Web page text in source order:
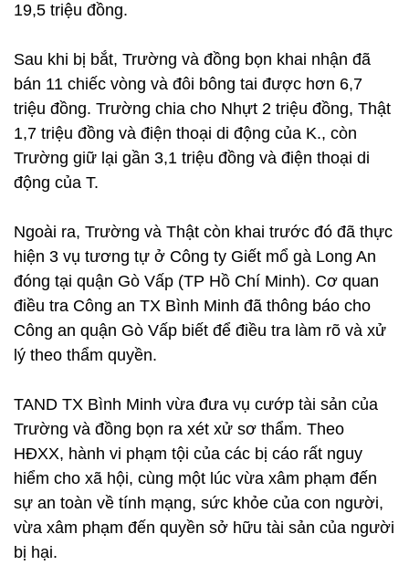
19,5 triệu đồng.
Sau khi bị bắt, Trường và đồng bọn khai nhận đã
bán 11 chiếc vòng và đôi bông tai được hơn 6,7
triệu đồng. Trường chia cho Nhựt 2 triệu đồng, Thật
1,7 triệu đồng và điện thoại di động của K., còn
Trường giữ lại gần 3,1 triệu đồng và điện thoại di
động của T.
Ngoài ra, Trường và Thật còn khai trước đó đã thực
hiện 3 vụ tương tự ở Công ty Giết mổ gà Long An
đóng tại quận Gò Vấp (TP Hồ Chí Minh). Cơ quan
điều tra Công an TX Bình Minh đã thông báo cho
Công an quận Gò Vấp biết để điều tra làm rõ và xử
lý theo thẩm quyền.
TAND TX Bình Minh vừa đưa vụ cướp tài sản của
Trường và đồng bọn ra xét xử sơ thẩm. Theo
HĐXX, hành vi phạm tội của các bị cáo rất nguy
hiểm cho xã hội, cùng một lúc vừa xâm phạm đến
sự an toàn về tính mạng, sức khỏe của con người,
vừa xâm phạm đến quyền sở hữu tài sản của người
bị hại.